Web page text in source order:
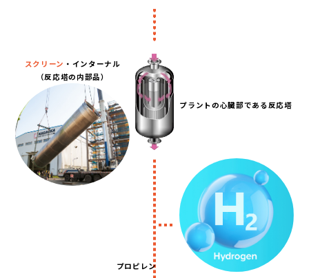
スクリーン ・インターナル
（反応塔の内部品）
プラントの心臓部である反応塔
プロピレン